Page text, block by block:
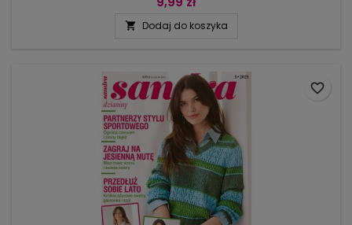
brązach!) oraz dodatki stroju, bez których ryzyko odmrożenia
 Dodaj do koszyka
favorite_border